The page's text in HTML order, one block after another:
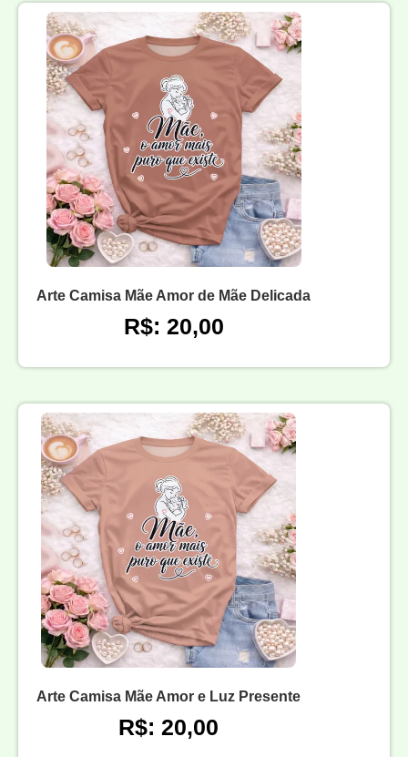
Arte Camisa Mãe Amor de Mãe Delicada
R$: 20,00
Arte Camisa Mãe Amor e Luz Presente
R$: 20,00